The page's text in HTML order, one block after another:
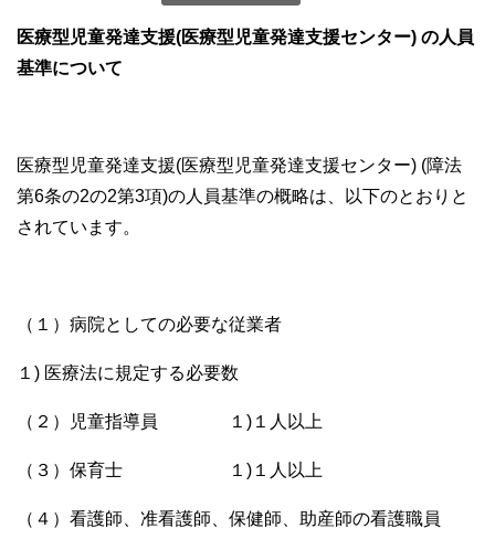
医療型児童発達支援(医療型児童発達支援センター) の人員
基準について
医療型児童発達支援(医療型児童発達支援センター) (障法
第6条の2の2第3項)の人員基準の概略は、以下のとおりと
されています。
（１）病院としての必要な従業者
１) 医療法に規定する必要数
（２）児童指導員 １)１人以上
（３）保育士 １)１人以上
（４）看護師、准看護師、保健師、助産師の看護職員